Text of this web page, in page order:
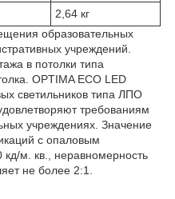
2,64 кг
образовательных
учреждений.
в потолки типа
OPTIMA ECO LED
светильников типа ЛПО
требованиям
учреждениях. Значение
с опаловым
кд/м. кв., неравномерность
не более 2:1.